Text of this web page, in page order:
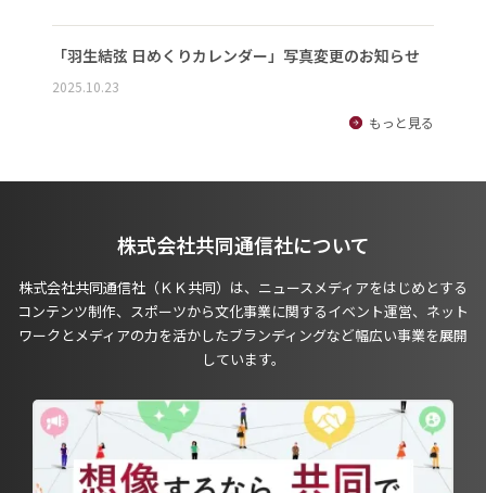
「羽生結弦 日めくりカレンダー」写真変更のお知らせ
2025.10.23
もっと見る
株式会社共同通信社について
株式会社共同通信社（ＫＫ共同）は、ニュースメディアをはじめとする
コンテンツ制作、スポーツから文化事業に関するイベント運営、ネット
ワークとメディアの力を活かしたブランディングなど幅広い事業を展開
しています。